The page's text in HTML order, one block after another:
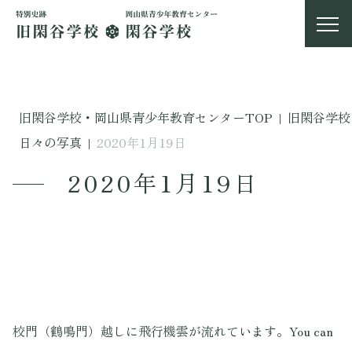
旧閑谷学校・岡山県青少年教育センターTOP | 旧閑谷学校
日々の写真 | 2020年1月19日
2020年1月19日
校門（鶴鳴門）越しに飛行機雲が流れています。You can